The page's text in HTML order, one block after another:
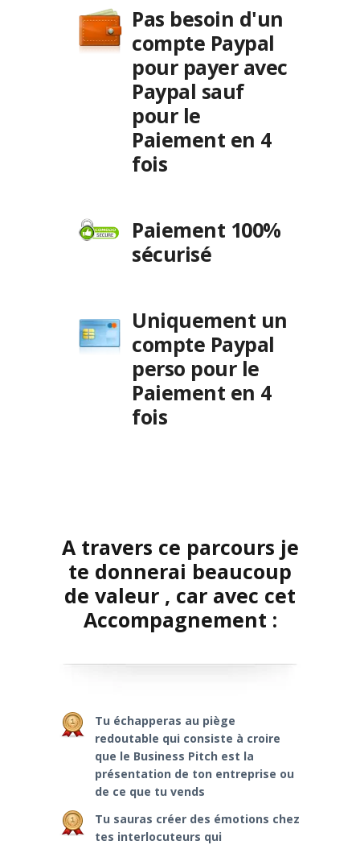
Pas besoin d'un
compte Paypal
pour payer avec
Paypal sauf
pour le
Paiement en 4
fois
Paiement 100%
sécurisé
Uniquement un
compte Paypal
perso pour le
Paiement en 4
fois
A travers ce parcours je
te donnerai beaucoup
de valeur , car avec cet
Accompagnement :
Tu échapperas au piège
redoutable qui consiste à croire
que le Business Pitch est la
présentation de ton entreprise ou
de ce que tu vends
Tu sauras créer des émotions chez
tes interlocuteurs qui